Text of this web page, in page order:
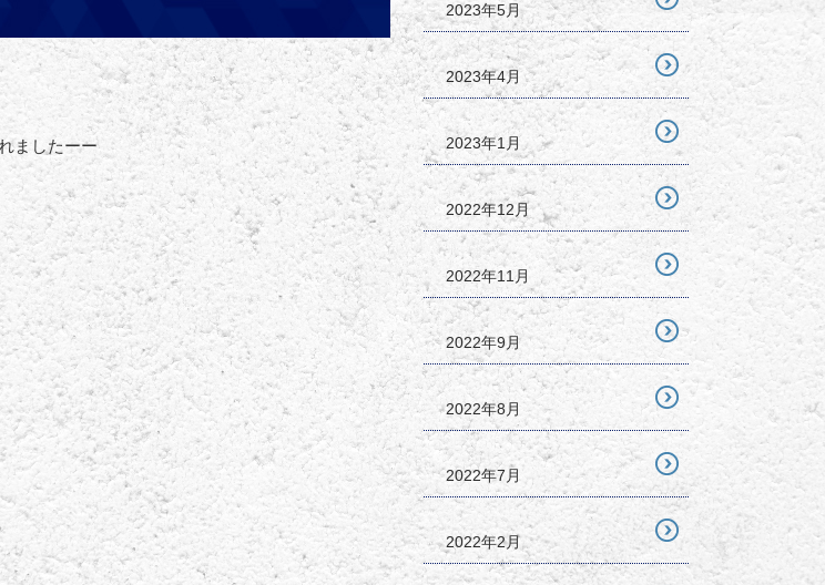
ましたーー
2023年5月
2023年4月
2023年1月
2022年12月
2022年11月
2022年9月
2022年8月
2022年7月
2022年2月